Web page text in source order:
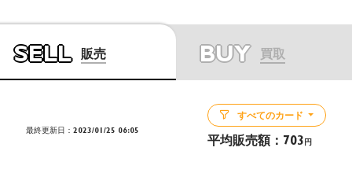
SELL 販売 BUY 買取
最終更新日：2023/01/25 06:05
すべてのカード
平均販売額： 703 円